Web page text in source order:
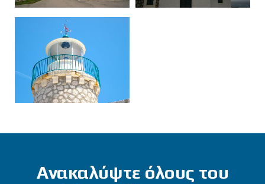
Ανακαλύψτε όλους του